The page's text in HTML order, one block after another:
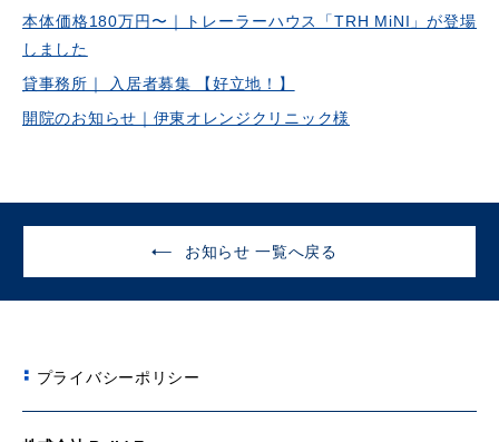
本体価格180万円〜｜トレーラーハウス「TRH MiNI」が登場
しました
貸事務所｜ 入居者募集 【好立地！】
開院のお知らせ｜伊東オレンジクリニック様
お知らせ 一覧へ戻る
プライバシーポリシー